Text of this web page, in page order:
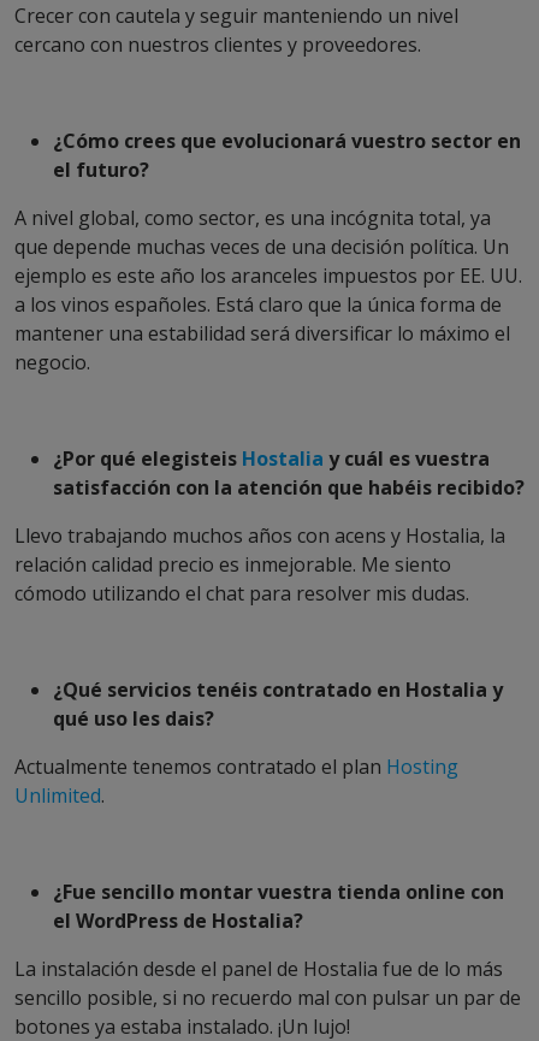
Crecer con cautela y seguir manteniendo un nivel
cercano con nuestros clientes y proveedores.
¿Cómo crees que evolucionará vuestro sector en
el futuro?
A nivel global, como sector, es una incógnita total, ya
que depende muchas veces de una decisión política. Un
ejemplo es este año los aranceles impuestos por EE. UU.
a los vinos españoles. Está claro que la única forma de
mantener una estabilidad será diversificar lo máximo el
negocio.
¿Por qué elegisteis Hostalia y cuál es vuestra
satisfacción con la atención que habéis recibido?
Llevo trabajando muchos años con acens y Hostalia, la
relación calidad precio es inmejorable. Me siento
cómodo utilizando el chat para resolver mis dudas.
¿Qué servicios tenéis contratado en Hostalia y
qué uso les dais?
Actualmente tenemos contratado el plan Hosting
Unlimited.
¿Fue sencillo montar vuestra tienda online con
el WordPress de Hostalia?
La instalación desde el panel de Hostalia fue de lo más
sencillo posible, si no recuerdo mal con pulsar un par de
botones ya estaba instalado. ¡Un lujo!